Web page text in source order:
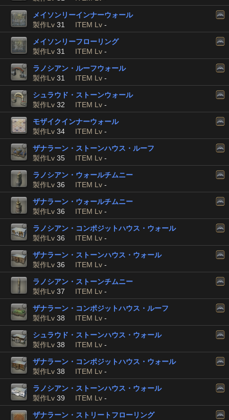
メイソンリーインナーウォール
製作Lv 31 ITEM Lv -
メイソンリーフローリング
製作Lv 31 ITEM Lv -
ラノシアン・ルーフウォール
製作Lv 31 ITEM Lv -
シュラウド・ストーンウォール
製作Lv 32 ITEM Lv -
モザイクインナーウォール
製作Lv 34 ITEM Lv -
ザナラーン・ストーンハウス・ルーフ
製作Lv 35 ITEM Lv -
ラノシアン・ウォールチムニー
製作Lv 36 ITEM Lv -
ザナラーン・ウォールチムニー
製作Lv 36 ITEM Lv -
ラノシアン・コンポジットハウス・ウォール
製作Lv 36 ITEM Lv -
ザナラーン・ストーンハウス・ウォール
製作Lv 36 ITEM Lv -
ラノシアン・ストーンチムニー
製作Lv 37 ITEM Lv -
ザナラーン・コンポジットハウス・ルーフ
製作Lv 38 ITEM Lv -
シュラウド・ストーンハウス・ウォール
製作Lv 38 ITEM Lv -
ザナラーン・コンポジットハウス・ウォール
製作Lv 38 ITEM Lv -
ラノシアン・ストーンハウス・ウォール
製作Lv 39 ITEM Lv -
ザナラーン・ストリートフローリング